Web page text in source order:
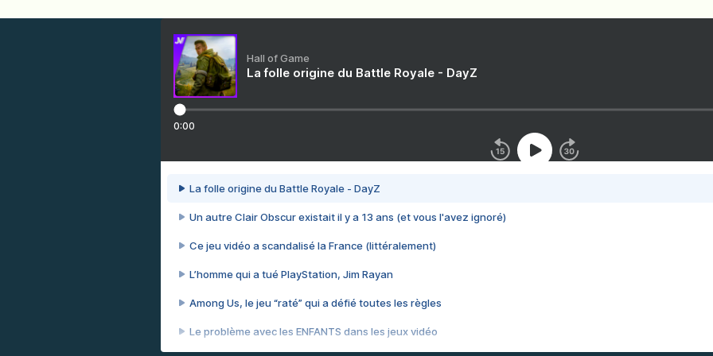
Hall of Game
La folle origine du Battle Royale - DayZ
0:00
La folle origine du Battle Royale - DayZ
Un autre Clair Obscur existait il y a 13 ans (et vous l'avez ignoré)
Ce jeu vidéo a scandalisé la France (littéralement)
L’homme qui a tué PlayStation, Jim Rayan
Among Us, le jeu “raté” qui a défié toutes les règles
Le problème avec les ENFANTS dans les jeux vidéo